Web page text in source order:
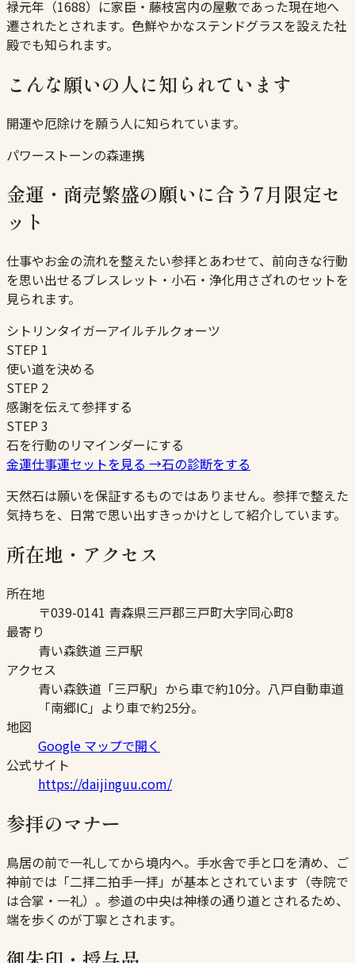
禄元年（1688）に家臣・藤枝宮内の屋敷であった現在地へ
遷されたとされます。色鮮やかなステンドグラスを設えた社
殿でも知られます。
こんな願いの人に知られています
開運や厄除けを願う人に知られています。
パワーストーンの森連携
金運・商売繁盛の願いに合う7月限定セ
ット
仕事やお金の流れを整えたい参拝とあわせて、前向きな行動
を思い出せるブレスレット・小石・浄化用さざれのセットを
見られます。
シトリンタイガーアイルチルクォーツ
STEP 1
使い道を決める
STEP 2
感謝を伝えて参拝する
STEP3
石を行動のリマインダーにする
金運仕事運セットを見る →石の診断をする
天然石は願いを保証するものではありません。参拝で整えた
気持ちを、日常で思い出すきっかけとして紹介しています。
所在地・アクセス
所在地
〒039-0141 青森県三戸郡三戸町大字同心町8
最寄り
青い森鉄道 三戸駅
アクセス
青い森鉄道「三戸駅」から車で約10分。八戸自動車道
「南郷IC」より車で約25分。
地図
Google マップで開く
公式サイト
https://daijinguu.com/
参拝のマナー
鳥居の前で一礼してから境内へ。手水舎で手と口を清め、ご
神前では「二拝二拍手一拝」が基本とされています（寺院で
は合掌・一礼）。参道の中央は神様の通り道とされるため、
端を歩くのが丁寧とされます。